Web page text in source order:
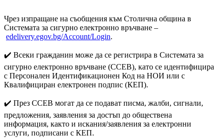
Чрез изпращане на съобщения към Столична община в
Системата за сигурно електронно връчване –
edelivery.egov.bg/Account/Login.
✔️ Всеки гражданин може да се регистрира в Системата за
сигурно електронно връчване (ССЕВ), като се идентифицира
с Персонален Идентификационен Код на НОИ или с
Квалифициран електронен подпис (КЕП).
✔️ През ССЕВ могат да се подават писма, жалби, сигнали,
предложения, заявления за достъп до обществена
информация, както и искания/заявления за електронни
услуги, подписани с КЕП.